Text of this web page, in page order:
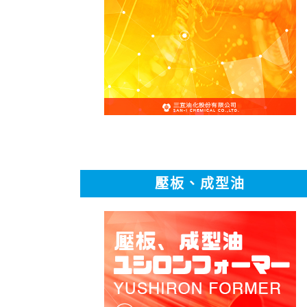
壓板、成型油